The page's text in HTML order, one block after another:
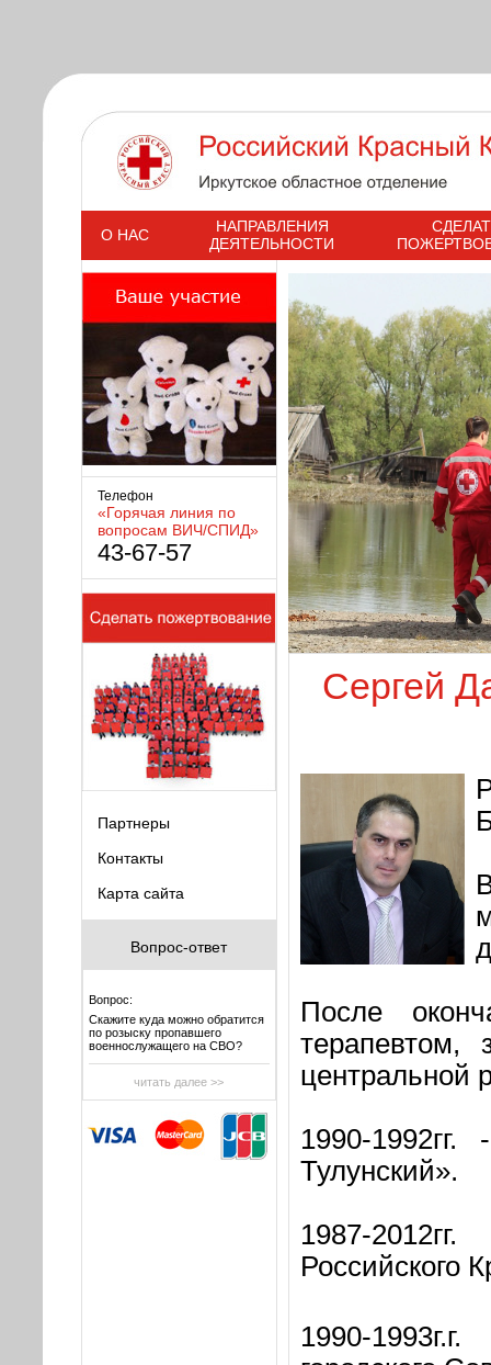
s
О НАС
НАПРАВЛЕНИЯ
ДЕЯТЕЛЬНОСТИ
Телефон
«Горячая линия по
вопросам ВИЧ/СПИД»
43-67-57
Партнеры
Контакты
Карта сайта
Вопрос-ответ
Вопрос:
Скажите куда можно обратится
по розыску пропавшего
военнослужащего на СВО?
читать далее >>
Сергей
После
терапевтом,
центральной
1990-
Тулунский».
1987-
Российского
1990-